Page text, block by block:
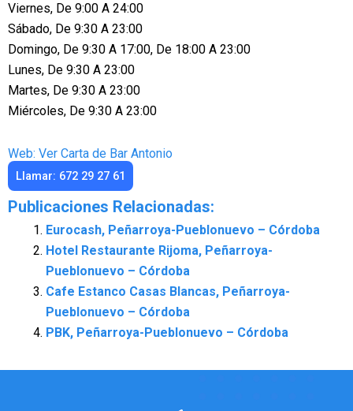
Viernes, De 9:00 A 24:00
Sábado, De 9:30 A 23:00
Domingo, De 9:30 A 17:00, De 18:00 A 23:00
Lunes, De 9:30 A 23:00
Martes, De 9:30 A 23:00
Miércoles, De 9:30 A 23:00
Web: Ver Carta de Bar Antonio
Llamar: 672 29 27 61
Publicaciones Relacionadas:
Eurocash, Peñarroya-Pueblonuevo – Córdoba
Hotel Restaurante Rijoma, Peñarroya-
Pueblonuevo – Córdoba
Cafe Estanco Casas Blancas, Peñarroya-
Pueblonuevo – Córdoba
PBK, Peñarroya-Pueblonuevo – Córdoba